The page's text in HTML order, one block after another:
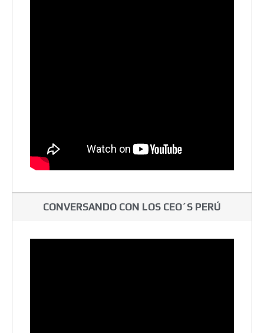
CONVERSANDO CON LOS CEO´S PERÚ